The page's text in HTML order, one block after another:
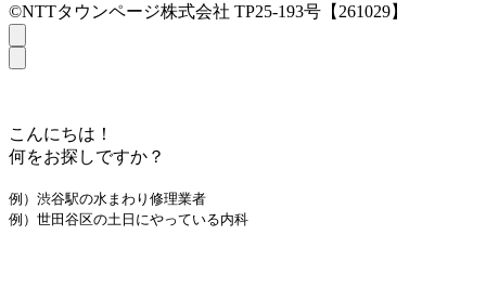
©NTTタウンページ株式会社 TP25-193号【261029】
こんにちは！
何をお探しですか？
例）渋谷駅の水まわり修理業者
例）世田谷区の土日にやっている内科